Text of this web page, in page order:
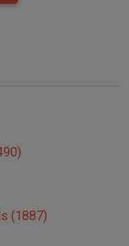
(1887)